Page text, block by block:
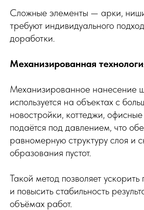
Сложные элементы — арки,
требуют индивидуального
доработки.
Механизированная
Механизированное нанесение
используется на объектах с
новостройки, коттеджи,
подаётся под давлением, что
равномерную структуру слоя и
образования пустот.
Такой метод позволяет ускорить
и повысить стабильность
объёмах работ.